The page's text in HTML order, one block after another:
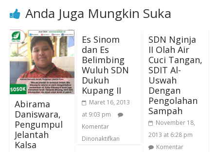
Anda Juga Mungkin Suka
Abirama
Daniswara,
Pengumpul
Jelantah
Kalsa
Es Sinom
dan Es
Belimbing
Wuluh SDN
Dukuh
Kupang II
Maret 16, 2013
at 9:03 pm
Komentar
Dinonaktifkan
SDN Nginja
II Olah Air
Cuci Tangan,
SDIT Al-
Uswah
Dengan
Pengolahan
Sampah
November 18,
2013 at 6:28 pm
Komentar